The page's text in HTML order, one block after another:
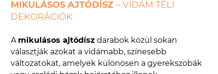
MIKULÁSOS AJTÓDÍSZ – VIDÁM TÉLI
DEKORÁCIÓK
A mikulásos ajtódísz darabok közül sokan
választják azokat a vidámabb, színesebb
változatokat, amelyek különösen a gyerekszobák